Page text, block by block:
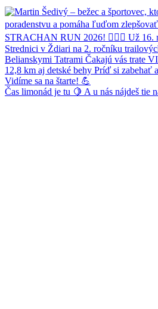
Čas limonád je tu 🍋 A u nás nájdeš tie